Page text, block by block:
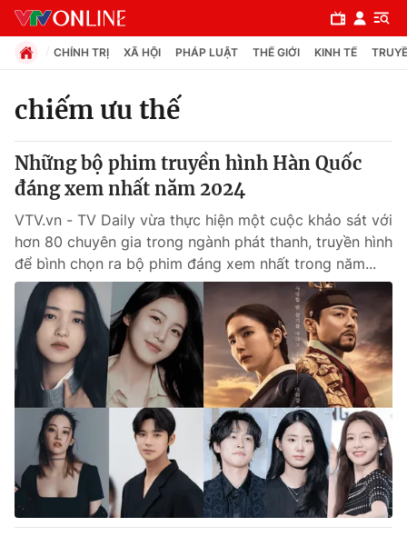
Chuyên mục
Chính trị
Xã hội
Pháp luật
Y tế
Thế giới
Tin tức
Thế giới đó đây
Câu chuyện quốc tế
Kinh tế
Tài chính
Thị trường
Dữ liệu và đời sống
CHÍNH TRỊ XÃ HỘI PHÁP LUẬT THẾ GIỚI KINH TẾ
chiếm ưu thế
Những bộ phim truyền hình Hàn Quốc
đáng xem nhất năm 2024
VTV.vn - TV Daily vừa thực hiện một cuộc khảo sát với
hơn 80 chuyên gia trong ngành phát thanh, truyền hình
để bình chọn ra bộ phim đáng xem nhất trong năm...